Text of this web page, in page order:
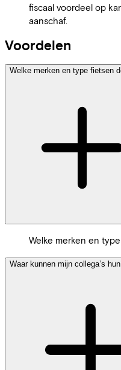
fiscaal voordeel op
aanschaf.
Voordelen
Welke merken en type fietsen
Welke merken en
Waar kunnen mijn collega’s